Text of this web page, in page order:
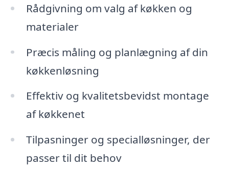
Rådgivning om valg af køkken og
materialer
Præcis måling og planlægning af din
køkkenløsning
Effektiv og kvalitetsbevidst montage
af køkkenet
Tilpasninger og specialløsninger, der
passer til dit behov